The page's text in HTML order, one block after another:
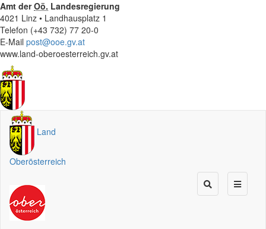
Amt derOö. Landesregierung
4021 Linz • Landhausplatz 1
Telefon (+43 732) 77 20-0
E-Mail post@ooe.gv.at
www.land-oberoesterreich.gv.at
Land
Oberösterreich